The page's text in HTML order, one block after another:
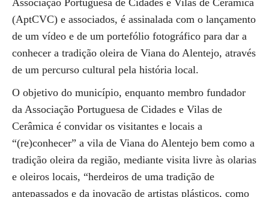
Associação Portuguesa de Cidades e Vilas de Cerâmica
(AptCVC) e associados, é assinalada com o lançamento
de um vídeo e de um portefólio fotográfico para dar a
conhecer a tradição oleira de Viana do Alentejo, através
de um percurso cultural pela história local.
O objetivo do município, enquanto membro fundador
da Associação Portuguesa de Cidades e Vilas de
Cerâmica é convidar os visitantes e locais a
“(re)conhecer” a vila de Viana do Alentejo bem como a
tradição oleira da região, mediante visita livre às olarias
e oleiros locais, “herdeiros de uma tradição de
antepassados e da inovação de artistas plásticos, como